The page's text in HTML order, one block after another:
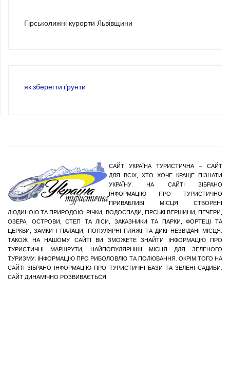
Гірськолижні курорти Львівщини
як зберегти ґрунти
САЙТ УКРАЇНА ТУРИСТИЧНА – САЙТ
ДЛЯ ВСІХ, ХТО ХОЧЕ КРАЩЕ ПІЗНАТИ
УКРАЇНУ. НА САЙТІ ЗІБРАНО
ІНФОРМАЦІЮ ПРО ТУРИСТИЧНО
ПРИВАБЛИВІ МІСЦЯ СТВОРЕНІ
ЛЮДИНОЮ ТА ПРИРОДОЮ: РІЧКИ, ВОДОСПАДИ, ГІРСЬКІ ВЕРШИНИ, ПЕЧЕРИ,
ОЗЕРА, ОСТРОВИ, СТЕП ТА ЛІСИ, ЗАКАЗНИКИ ТА ПАРКИ, ФОРТЕЦІ ТА
ЦЕРКВИ, ЗАМКИ І ПАЛАЦИ, ПОПУЛЯРНІ ПЛЯЖІ ТА ДИКІ НЕЗВІДАНІ МІСЦЯ.
ТАКОЖ НА НАШОМУ САЙТІ ВИ ЗМОЖЕТЕ ЗНАЙТИ ІНФОРМАЦІЮ ПРО
ТУРИСТИЧНІ МАРШРУТИ, НАЙПОПУЛЯРНІШІ МІСЦЯ ДЛЯ ЗЕЛЕНОГО
ТУРИЗМУ; ІНФОРМАЦІЮ ПРО РИБОЛОВЛЮ ТА ПОЛЮВАННЯ. ОКРІМ ТОГО НА
САЙТІ ЗІБРАНО ІНФОРМАЦІЮ ПРО ТУРИСТИЧНІ БАЗИ ТА ЗЕЛЕНІ САДИБИ.
САЙТ ДИНАМІЧНО РОЗВИВАЄТЬСЯ.